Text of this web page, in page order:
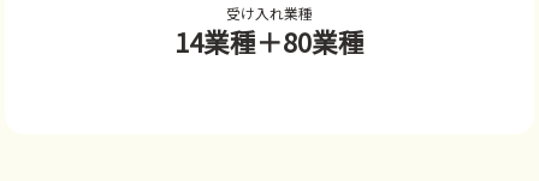
受け入れ業種
14業種＋80業種